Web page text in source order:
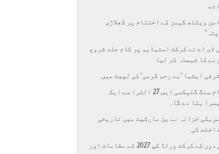
ویلتھ گیمز کے اختتام پر کھلاڑی
ڈی اے نے کرکٹ اسٹیڈیم پر کام جلد شروع
کا فیصلہ کر لیا
ایشیا ‘بے رحم گرمی’ کی لپیٹ میں
سام سنگ گلیکسی ایس 27 الٹرا سے ایک
ہٹا دے گا.
خزانہ نے ین مارکیٹ میں تاریخی
کی
مردوں کے کرکٹ ورلڈ کپ 2027 کے مقامات اور